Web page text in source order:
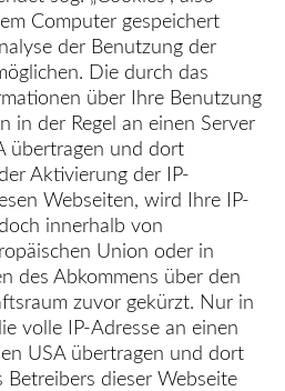
Computer gespeichert
der Benutzung der
Die durch das
über Ihre Benutzung
in der Regel an einen Server
übertragen und dort
Aktivierung der IP-
Webseiten, wird Ihre IP-
innerhalb von
Union oder in
des Abkommens über den
zuvor gekürzt. Nur in
volle IP-Adresse an einen
USA übertragen und dort
Betreibers dieser Webseite